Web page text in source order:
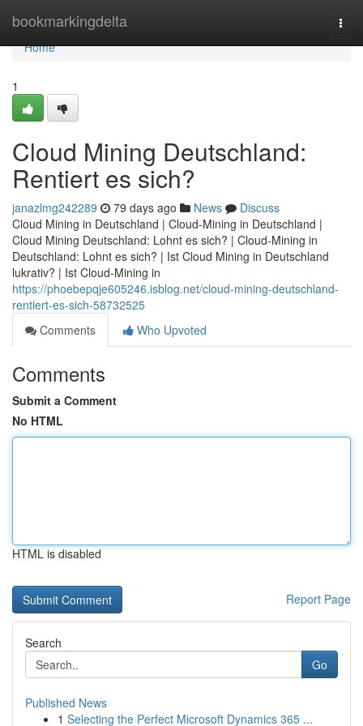
bookmarkingdelta
Home
Home
1
Cloud Mining Deutschland:
Rentiert es sich?
janazlmg242289 79 days ago News
Discuss
Cloud Mining in Deutschland | Cloud-Mining in Deutschland |
Cloud Mining Deutschland: Lohnt es sich? | Cloud-Mining in
Deutschland: Lohnt es sich? | Ist Cloud Mining in Deutschland
lukrativ? | Ist Cloud-Mining in
https://phoebepqje605246.isblog.net/cloud-mining-deutschland-
rentiert-es-sich-58732525
Comments
Who Upvoted
Comments
Submit a Comment
No HTML
HTML is disabled
Report Page
Search
Go
Published News
1 Selecting the Perfect Microsoft Dynamics 365 ...